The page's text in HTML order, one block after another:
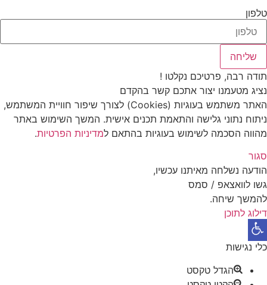
טלפון
שליחה
תודה רבה, פרטיכם נקלטו !
נציג מטעמנו יצור אתכם קשר בהקדם
האתר משתמש בעוגיות (Cookies) לצורך שיפור חוויית המשתמש,
ניתוח נתוני גלישה והתאמת תכנים אישית. המשך השימוש באתר
מהווה הסכמה לשימוש בעוגיות בהתאם למדיניות הפרטיות.
סגור
הודעה נשלחה מאיתנו עכשיו,
גשו לוואצאפ / סמס
להמשך שיחה.
דילוג לתוכן
פתח סרגל נגישות
כלי נגישות
הגדל טקסט